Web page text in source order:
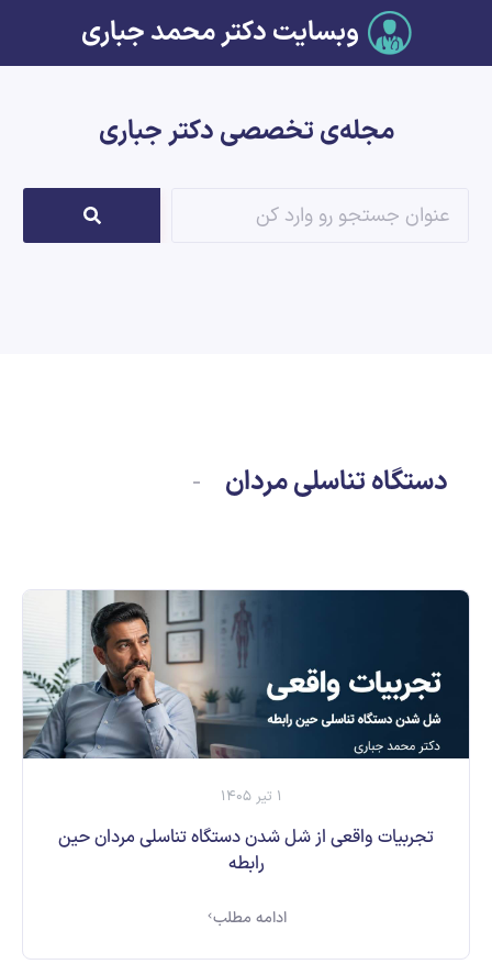
وبسایت دکتر محمد جباری
مجله‌ی تخصصی دکتر جباری
دستگاه تناسلی مردان
1 تیر 1405
تجربیات واقعی از شل شدن دستگاه تناسلی مردان حین
رابطه
ادامه مطلب
همیارسیستم